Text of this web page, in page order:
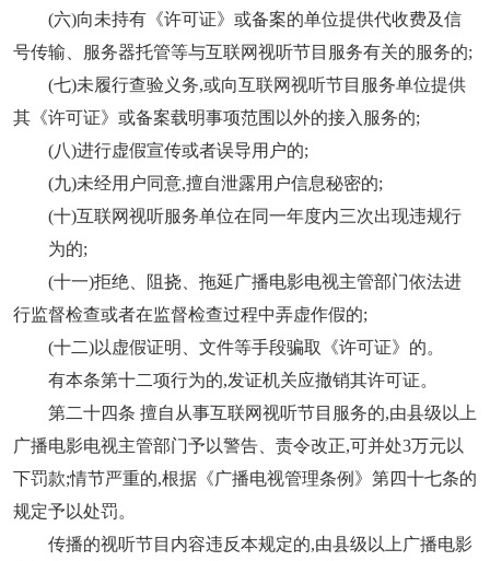
(六)向未持有《许可证》或备案的单位提供代收费及信
号传输、服务器托管等与互联网视听节目服务有关的服务的;
(七)未履行查验义务,或向互联网视听节目服务单位提供
其《许可证》或备案载明事项范围以外的接入服务的;
(八)进行虚假宣传或者误导用户的;
(九)未经用户同意,擅自泄露用户信息秘密的;
(十)互联网视听服务单位在同一年度内三次出现违规行
为的;
(十一)拒绝、阻挠、拖延广播电影电视主管部门依法进
行监督检查或者在监督检查过程中弄虚作假的;
(十二)以虚假证明、文件等手段骗取《许可证》的。
有本条第十二项行为的,发证机关应撤销其许可证。
第二十四条 擅自从事互联网视听节目服务的,由县级以上
广播电影电视主管部门予以警告、责令改正,可并处3万元以
下罚款;情节严重的,根据《广播电视管理条例》第四十七条的
规定予以处罚。
传播的视听节目内容违反本规定的,由县级以上广播电影